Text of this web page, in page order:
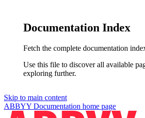
Documentation Index
Fetch the complete documentation
Use this file to discover all available
exploring further.
Skip to main content
ABBYY Documentation home page